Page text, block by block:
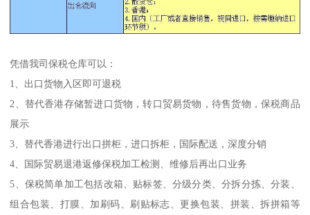
凭借我司保税仓库可以：
1、出口货物入区即可退税
2、替代香港存储暂进口货物，转口贸易货物，待售货物，保税商品
展示
3、替代香港进行出口拼柜，进口拆柜，国际配送，深度分销
4、国际贸易退港返修保税加工检测、维修后再出口业务
5、保税简单加工包括改箱、贴标签、分级分类、分拆分拣、分装、
组合包装、打膜、加刷码、刷贴标志、更换包装、拼装、拆拼箱等